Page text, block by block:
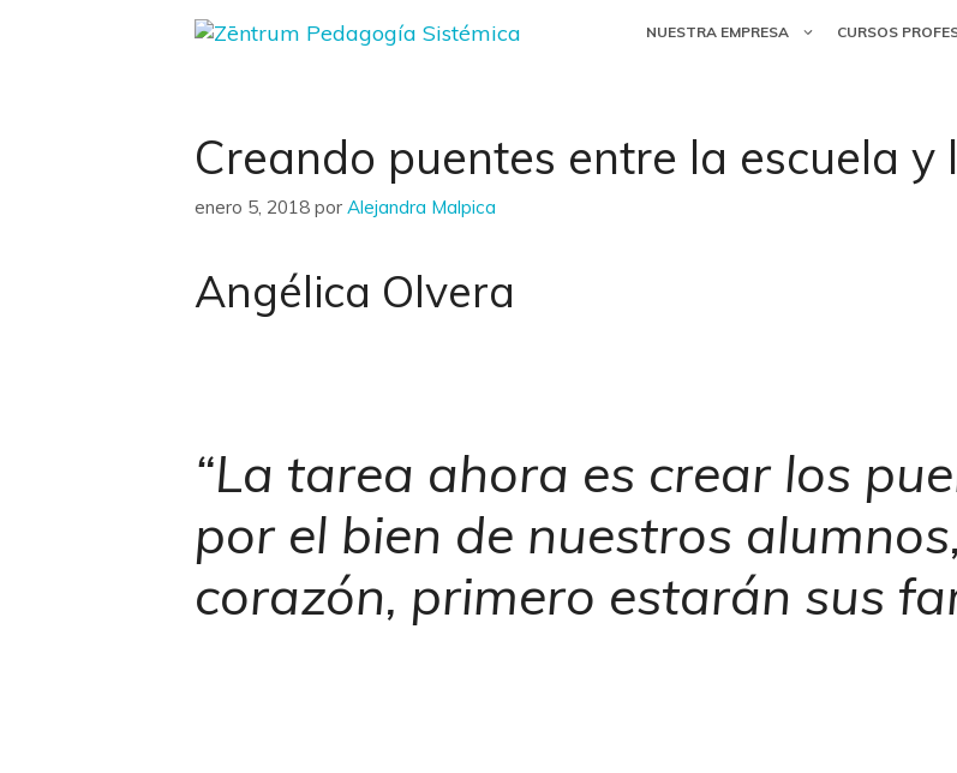
NUESTRA EMPRESA CURSOS
Creando puentes entre la escuela y
enero 5, 2018 por Alejandra Malpica
Angélica Olvera
“La tarea ahora es crear los
por el bien de nuestros
corazón, primero estarán sus